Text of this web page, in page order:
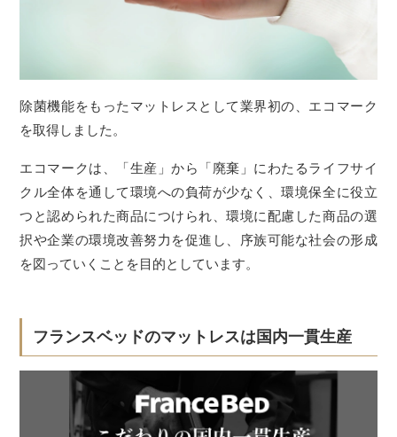
除菌機能をもったマットレスとして業界初の、エコマーク
を取得しました。
エコマークは、「生産」から「廃棄」にわたるライフサイ
クル全体を通して環境への負荷が少なく、環境保全に役立
つと認められた商品につけられ、環境に配慮した商品の選
択や企業の環境改善努力を促進し、序族可能な社会の形成
を図っていくことを目的としています。
フランスベッドのマットレスは国内一貫生産